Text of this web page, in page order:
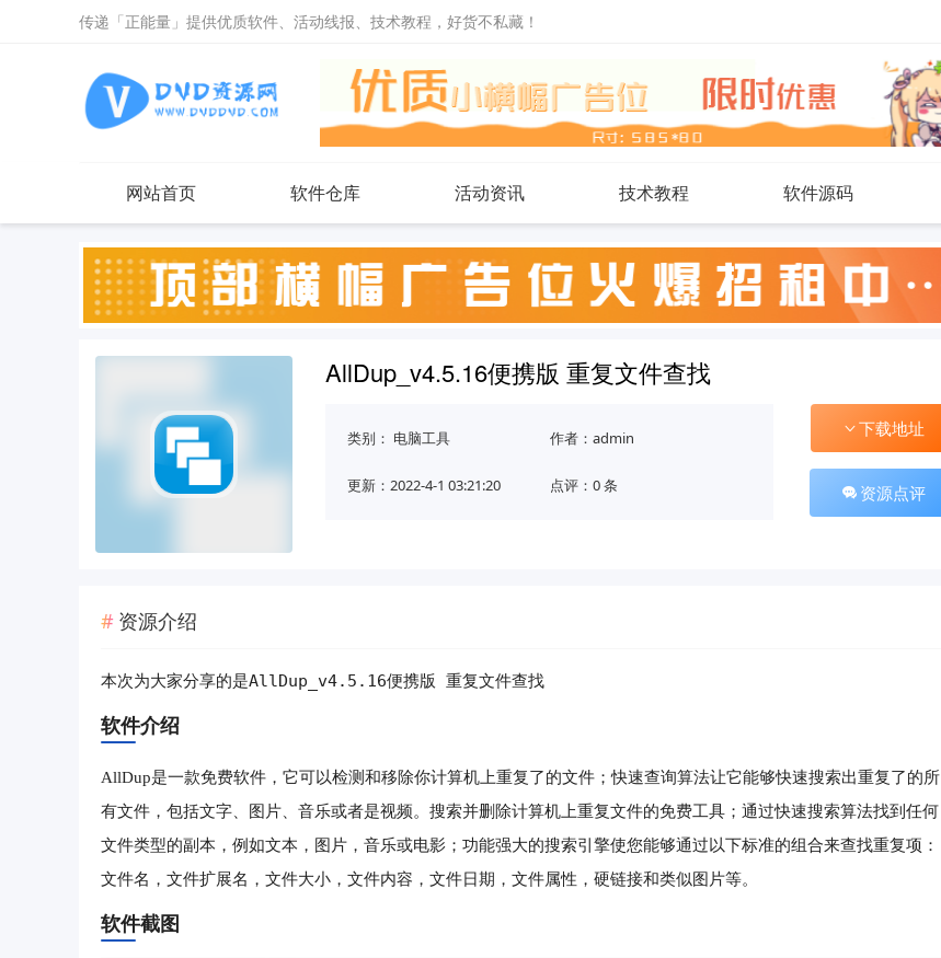
传递「正能量」提供优质软件、活动线报、技术教程，好货不私藏！
网站首页 软件仓库 活动资讯 技术教程 软件源码
AllDup_v4.5.16便携版 重复文件查找
类别： 电脑工具 作者：admin
更新：2022-4-1 03:21:20 点评：0 条
下载地址
资源点评
资源介绍
本次为大家分享的是AllDup_v4.5.16便携版 重复文件查找
软件介绍
AllDup是一款免费软件，它可以检测和移除你计算机上重复了的文件；快速查询算法让它能够快速搜索出重复了的所
有文件，包括文字、图片、音乐或者是视频。搜索并删除计算机上重复文件的免费工具；通过快速搜索算法找到任何
文件类型的副本，例如文本，图片，音乐或电影；功能强大的搜索引擎使您能够通过以下标准的组合来查找重复项：
文件名，文件扩展名，文件大小，文件内容，文件日期，文件属性，硬链接和类似图片等。
软件截图